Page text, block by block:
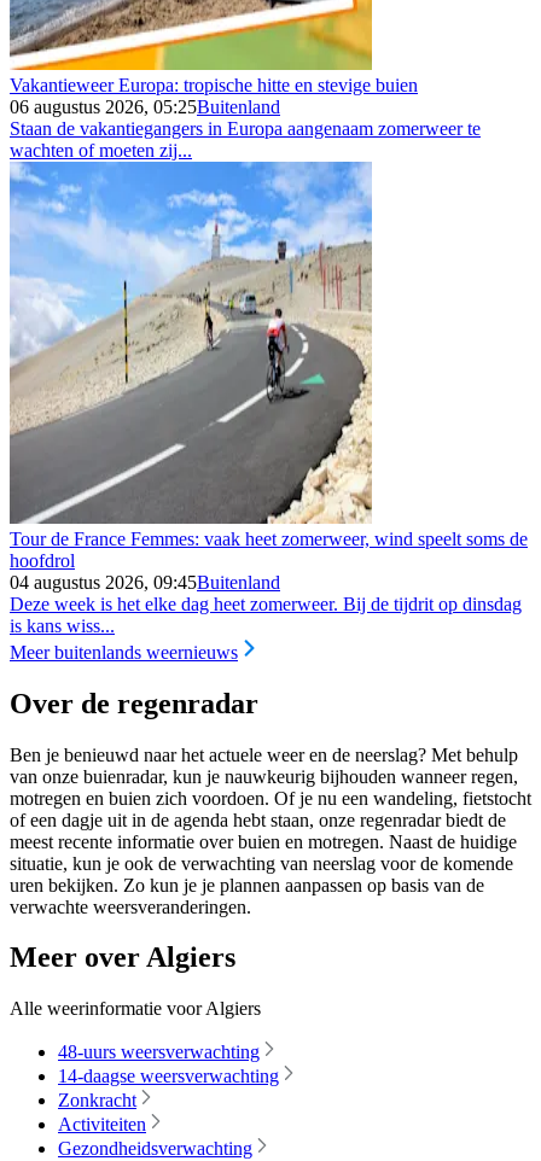
Vakantieweer Europa: tropische hitte en stevige buien
06 augustus 2026, 05:25Buitenland
Staan de vakantiegangers in Europa aangenaam zomerweer te
wachten of moeten zij...
Tour de France Femmes: vaak heet zomerweer, wind speelt soms de
hoofdrol
04 augustus 2026, 09:45Buitenland
Deze week is het elke dag heet zomerweer. Bij de tijdrit op dinsdag
is kans wiss...
Meer buitenlands weernieuws
Over de regenradar
Ben je benieuwd naar het actuele weer en de neerslag? Met behulp
van onze buienradar, kun je nauwkeurig bijhouden wanneer regen,
motregen en buien zich voordoen. Of je nu een wandeling, fietstocht
of een dagje uit in de agenda hebt staan, onze regenradar biedt de
meest recente informatie over buien en motregen. Naast de huidige
situatie, kun je ook de verwachting van neerslag voor de komende
uren bekijken. Zo kun je je plannen aanpassen op basis van de
verwachte weersveranderingen.
Meer over Algiers
Alle weerinformatie voor Algiers
48-uurs weersverwachting
14-daagse weersverwachting
Zonkracht
Activiteiten
Gezondheidsverwachting